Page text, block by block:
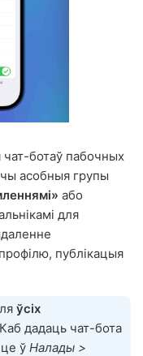
ботаў пабочных
асобныя групы
або
для
публікацыя
ўсіх
дадаць чат-бота
ў Налады >